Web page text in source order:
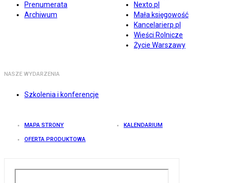
Prenumerata
Archiwum
Nexto.pl
Mała księgowość
Kancelarierp.pl
Wieści Rolnicze
Życie Warszawy
NASZE WYDARZENIA
Szkolenia i konferencje
MAPA STRONY KALENDARIUM
OFERTA PRODUKTOWA